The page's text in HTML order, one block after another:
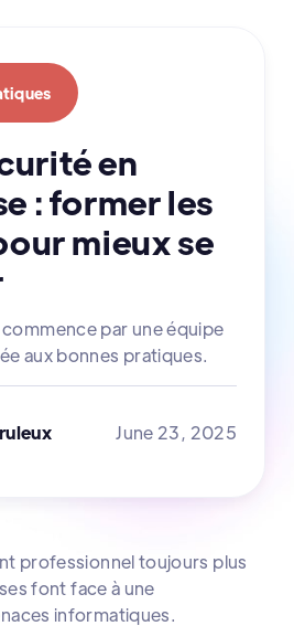
en
: former les
mieux se
par une équipe
aux bonnes pratiques.
June 23, 2025
professionnel toujours plus
font face à une
informatiques.